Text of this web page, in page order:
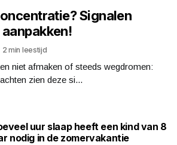
Signalen
2 min leestijd
niet afmaken of steeds wegdromen:
zien deze si...
uur slaap heeft een kind van 8
nodig in de zomervakantie